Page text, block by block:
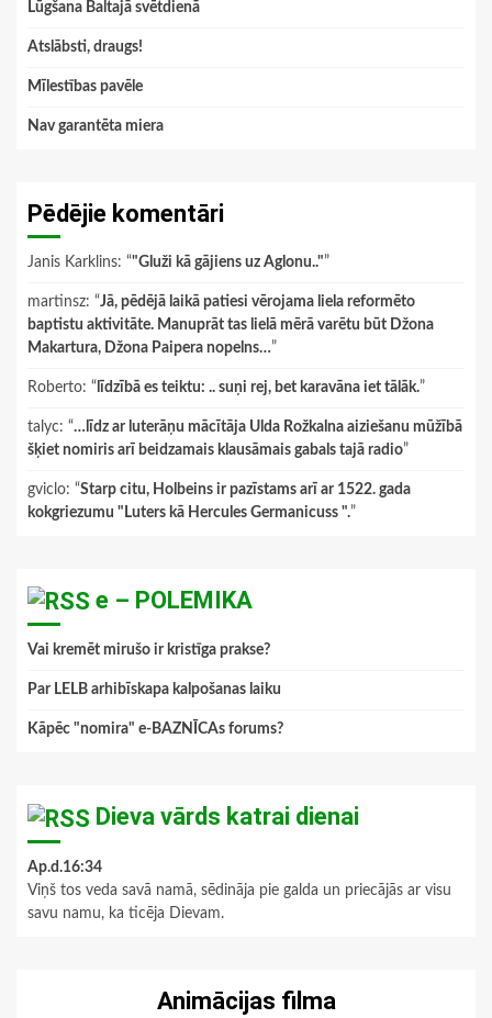
Lūgšana Baltajā svētdienā
Atslābsti, draugs!
Mīlestības pavēle
Nav garantēta miera
Pēdējie komentāri
Janis Karklins: “"Gluži kā gājiens uz Aglonu.."”
martinsz: “Jā, pēdējā laikā patiesi vērojama liela reformēto
baptistu aktivitāte. Manuprāt tas lielā mērā varētu būt Džona
Makartura, Džona Paipera nopelns…”
Roberto: “ līdzībā es teiktu: .. suņi rej, bet karavāna iet tālāk.”
talyc: “…līdz ar luterāņu mācītāja Ulda Rožkalna aiziešanu mūžībā
šķiet nomiris arī beidzamais klausāmais gabals tajā radio”
gviclo: “Starp citu, Holbeins ir pazīstams arī ar 1522. gada
kokgriezumu "Luters kā Hercules Germanicuss ".”
e – POLEMIKA
Vai kremēt mirušo ir kristīga prakse?
Par LELB arhibīskapa kalpošanas laiku
Kāpēc "nomira" e-BAZNĪCAs forums?
Dieva vārds katrai dienai
Ap.d.16:34
Viņš tos veda savā namā, sēdināja pie galda un priecājās ar visu
savu namu, ka ticēja Dievam.
Animācijas filma